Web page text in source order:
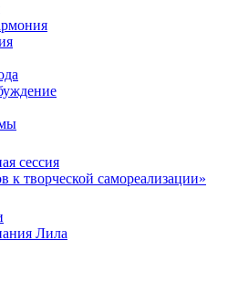
сессия
к творческой самореализации»
Лила